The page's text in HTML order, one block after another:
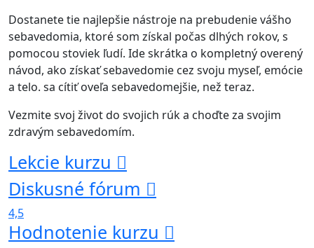
Dostanete tie najlepšie nástroje na prebudenie vášho
sebavedomia, ktoré som získal počas dlhých rokov, s
pomocou stoviek ľudí. Ide skrátka o kompletný overený
návod, ako získať sebavedomie cez svoju myseľ, emócie
a telo. sa cítiť oveľa sebavedomejšie, než teraz.
Vezmite svoj život do svojich rúk a choďte za svojim
zdravým sebavedomím.
Lekcie kurzu
Diskusné fórum
4,5
Hodnotenie kurzu